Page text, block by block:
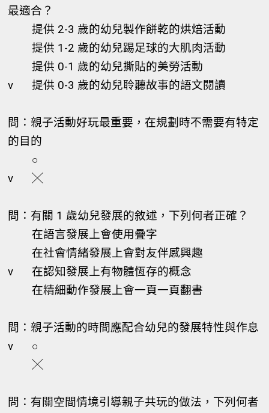
最適合？
提供 2-3 歲的幼兒製作餅乾的烘焙活動
提供 1-2 歲的幼兒踢足球的大肌肉活動
提供 0-1 歲的幼兒撕貼的美勞活動
v
提供 0-3 歲的幼兒聆聽故事的語文閱讀
問：親子活動好玩最重要，在規劃時不需要有特定
的目的
○
v
╳
問：有關 1 歲幼兒發展的敘述，下列何者正確？
在語言發展上會使用疊字
在社會情緒發展上會對友伴感興趣
v
在認知發展上有物體恆存的概念
在精細動作發展上會一頁一頁翻書
問：親子活動的時間應配合幼兒的發展特性與作息
v
○
╳
問：有關空間情境引導親子共玩的做法，下列何者